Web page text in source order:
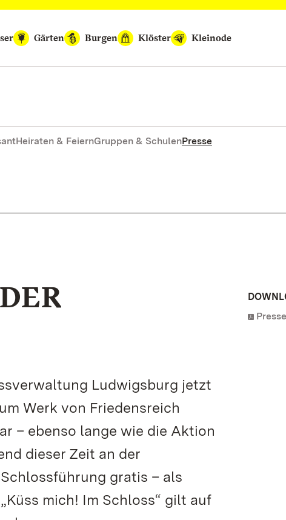
Gärten Burgen Klöster Kleinode
Heiraten & FeiernGruppen & SchulenPresse
Ludwigsburg jetzt
Werk von Friedensreich
– ebenso lange wie die Aktion
dieser Zeit an der
gratis – als
mich! Im Schloss“ gilt auf